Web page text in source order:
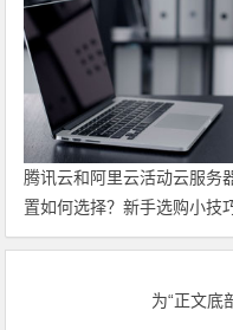
腾讯云和阿里云活动云服务
置如何选择？新手选购小技
为“正文底